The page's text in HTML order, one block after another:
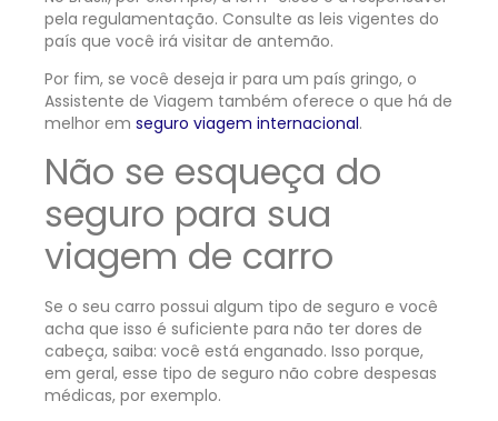
pela regulamentação. Consulte as leis vigentes do
país que você irá visitar de antemão.
Por fim, se você deseja ir para um país gringo, o
Assistente de Viagem também oferece o que há de
melhor em seguro viagem internacional.
Não se esqueça do
seguro para sua
viagem de carro
Se o seu carro possui algum tipo de seguro e você
acha que isso é suficiente para não ter dores de
cabeça, saiba: você está enganado. Isso porque,
em geral, esse tipo de seguro não cobre despesas
médicas, por exemplo.